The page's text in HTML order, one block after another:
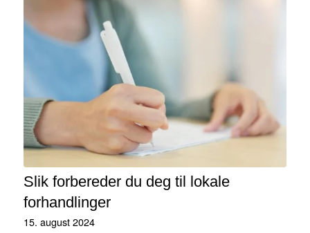
Slik forbereder du deg til lokale
forhandlinger
15. august 2024